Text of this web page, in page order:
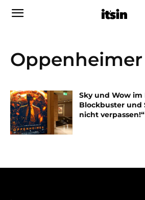
Sky und Wow im
Blockbuster und
nicht verpassen!“